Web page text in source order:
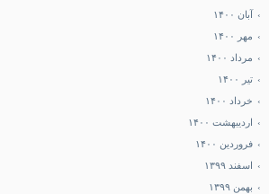
آبان ۱۴۰۰
مهر ۱۴۰۰
مرداد ۱۴۰۰
تیر ۱۴۰۰
خرداد ۱۴۰۰
اردیبهشت ۱۴۰۰
فروردین ۱۴۰۰
اسفند ۱۳۹۹
بهمن ۱۳۹۹